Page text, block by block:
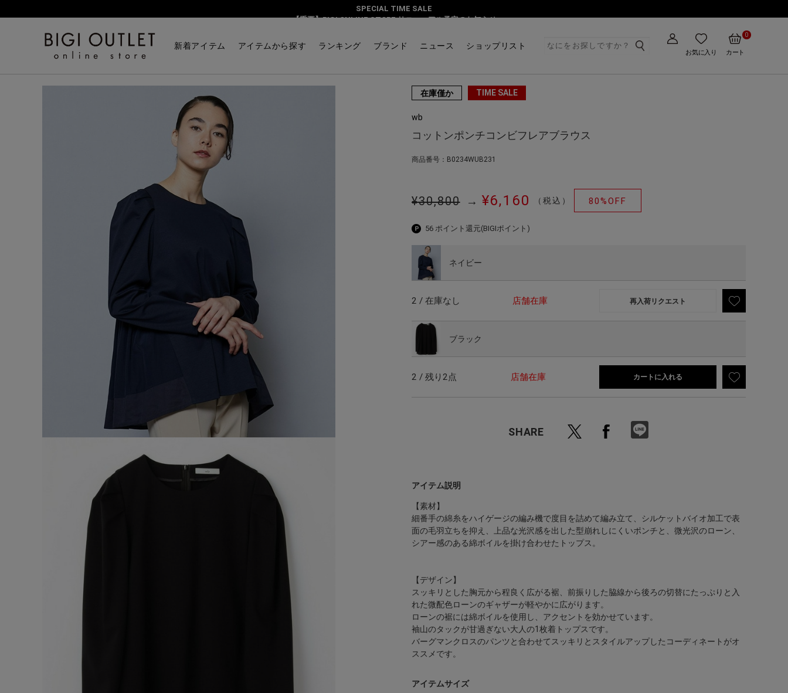
SPECIAL TIME SALE
【重要】BIGI ONLINE STORE リニューアル予定のお知らせ
新着アイテム アイテムから探す ランキング ブランド ニュース ショップリスト
お気に入り カート
0
在庫僅か TIME SALE
wb
コットンポンチコンビフレアブラウス
商品番号：B0234WUB231
¥30,800 → ¥6,160 （税込） 80%OFF
56 ポイント還元(BIGIポイント)
ネイビー
2 / 在庫なし 店舗在庫 再入荷リクエスト
ブラック
2 / 残り2点 店舗在庫 カートに入れる
SHARE
アイテム説明
【素材】
細番手の綿糸をハイゲージの編み機で度目を詰めて編み立て、シルケットバイオ加工で表
面の毛羽立ちを抑え、上品な光沢感を出した型崩れしにくいポンチと、微光沢のローン、
シアー感のある綿ボイルを掛け合わせたトップス。
【デザイン】
スッキリとした胸元から程良く広がる裾、前振りした脇線から後ろの切替にたっぷりと入
れた微配色ローンのギャザーが軽やかに広がります。
ローンの裾には綿ボイルを使用し、アクセントを効かせています。
袖山のタックが甘過ぎない大人の1枚着トップスです。
バーグマンクロスのパンツと合わせてスッキリとスタイルアップしたコーディネートがオ
ススメです。
アイテムサイズ